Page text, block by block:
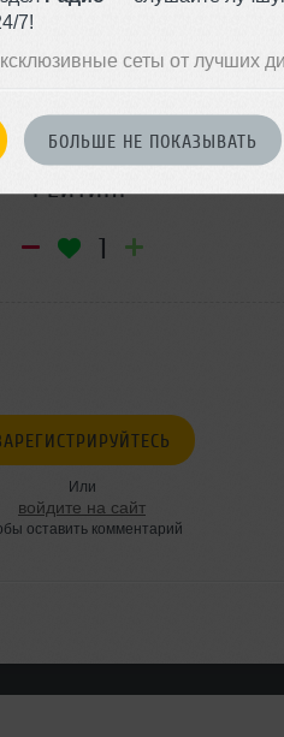
7!
сеты от лучших
БОЛЬШЕ НЕ ПОКАЗЫВАТЬ
ДРУЗЬЯМ
РЕЙТИНГ
1
Или
войдите на сайт
оставить комментарий